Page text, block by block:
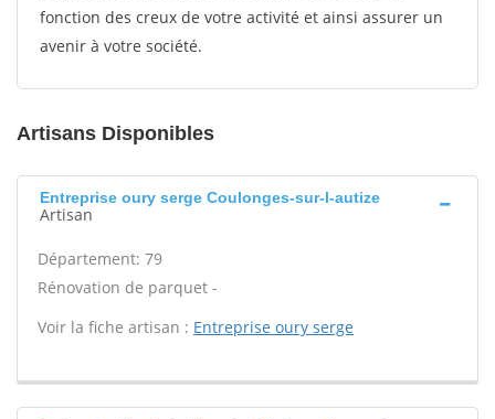
fonction des creux de votre activité et ainsi assurer un
avenir à votre société.
Artisans Disponibles
Entreprise oury serge Coulonges-sur-l-autize
Artisan
Département: 79
Rénovation de parquet -
Voir la fiche artisan : Entreprise oury serge